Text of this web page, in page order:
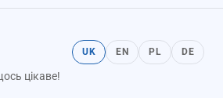
цікаве!
UK EN PL DE